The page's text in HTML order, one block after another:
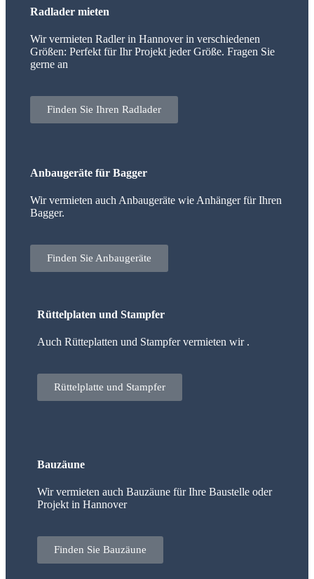
Radlader mieten
Wir vermieten Radler in Hannover in verschiedenen
Größen: Perfekt für Ihr Projekt jeder Größe. Fragen Sie
gerne an
Finden Sie Ihren Radlader
Anbaugeräte für Bagger
Wir vermieten auch Anbaugeräte wie Anhänger für Ihren
Bagger.
Finden Sie Anbaugeräte
Rüttelplaten und Stampfer
Auch Rütteplatten und Stampfer vermieten wir .
Rüttelplatte und Stampfer
Bauzäune
Wir vermieten auch Bauzäune für Ihre Baustelle oder
Projekt in Hannover
Finden Sie Bauzäune